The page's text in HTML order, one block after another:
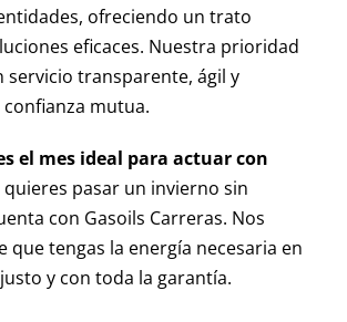
ofreciendo un trato
eficaces. Nuestra prioridad
servicio transparente, ágil y
confianza mutua.
el mes ideal para actuar con
quieres pasar un invierno sin
con Gasoils Carreras. Nos
que tengas la energía necesaria en
y con toda la garantía.